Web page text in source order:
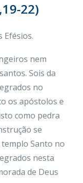
22)
Efésios.
nem
Sois da
no
os apóstolos e
como pedra
se
Santo no
nesta
de Deus